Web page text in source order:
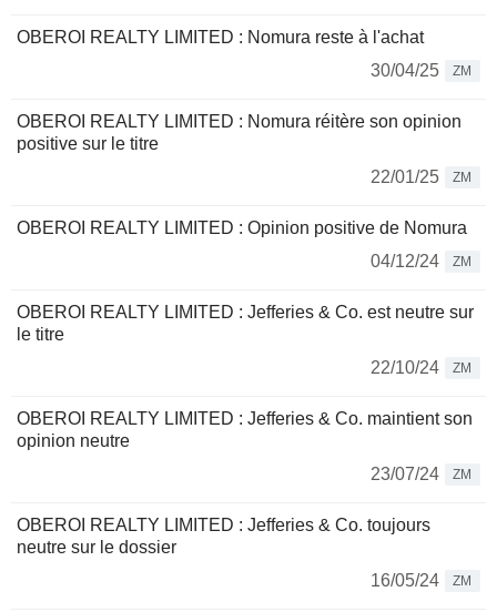
OBEROI REALTY LIMITED : Nomura reste à l'achat
30/04/25
ZM
OBEROI REALTY LIMITED : Nomura réitère son opinion
positive sur le titre
22/01/25
ZM
OBEROI REALTY LIMITED : Opinion positive de Nomura
04/12/24
ZM
OBEROI REALTY LIMITED : Jefferies & Co. est neutre sur
le titre
22/10/24
ZM
OBEROI REALTY LIMITED : Jefferies & Co. maintient son
opinion neutre
23/07/24
ZM
OBEROI REALTY LIMITED : Jefferies & Co. toujours
neutre sur le dossier
16/05/24
ZM